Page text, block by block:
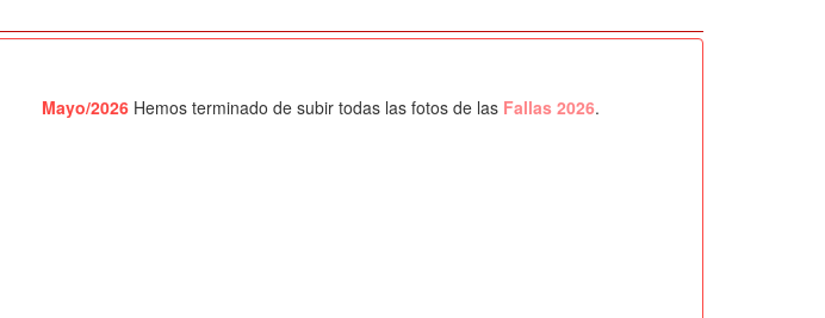
Mayo/2026 Hemos terminado de subir todas las fotos de las Fallas 2026.